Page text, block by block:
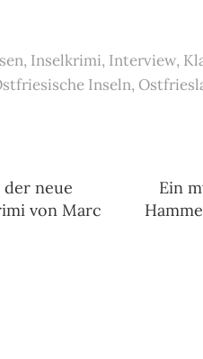
, Inselkrimi, Interview,
Inseln,
der neue
von Marc
Ein